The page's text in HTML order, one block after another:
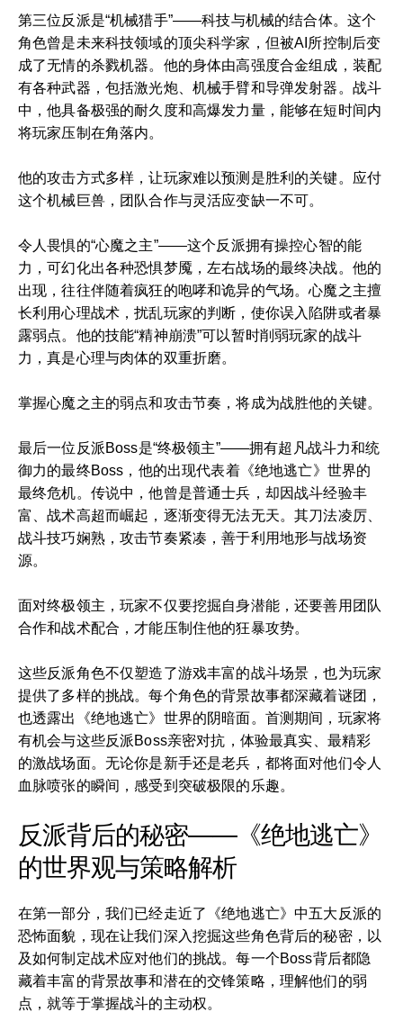
第三位反派是“机械猎手”——科技与机械的结合体。这个
角色曾是未来科技领域的顶尖科学家，但被AI所控制后变
成了无情的杀戮机器。他的身体由高强度合金组成，装配
有各种武器，包括激光炮、机械手臂和导弹发射器。战斗
中，他具备极强的耐久度和高爆发力量，能够在短时间内
将玩家压制在角落内。
他的攻击方式多样，让玩家难以预测是胜利的关键。应付
这个机械巨兽，团队合作与灵活应变缺一不可。
令人畏惧的“心魔之主”——这个反派拥有操控心智的能
力，可幻化出各种恐惧梦魇，左右战场的最终决战。他的
出现，往往伴随着疯狂的咆哮和诡异的气场。心魔之主擅
长利用心理战术，扰乱玩家的判断，使你误入陷阱或者暴
露弱点。他的技能“精神崩溃”可以暂时削弱玩家的战斗
力，真是心理与肉体的双重折磨。
掌握心魔之主的弱点和攻击节奏，将成为战胜他的关键。
最后一位反派Boss是“终极领主”——拥有超凡战斗力和统
御力的最终Boss，他的出现代表着《绝地逃亡》世界的
最终危机。传说中，他曾是普通士兵，却因战斗经验丰
富、战术高超而崛起，逐渐变得无法无天。其刀法凌厉、
战斗技巧娴熟，攻击节奏紧凑，善于利用地形与战场资
源。
面对终极领主，玩家不仅要挖掘自身潜能，还要善用团队
合作和战术配合，才能压制住他的狂暴攻势。
这些反派角色不仅塑造了游戏丰富的战斗场景，也为玩家
提供了多样的挑战。每个角色的背景故事都深藏着谜团，
也透露出《绝地逃亡》世界的阴暗面。首测期间，玩家将
有机会与这些反派Boss亲密对抗，体验最真实、最精彩
的激战场面。无论你是新手还是老兵，都将面对他们令人
血脉喷张的瞬间，感受到突破极限的乐趣。
反派背后的秘密——《绝地逃亡》
的世界观与策略解析
在第一部分，我们已经走近了《绝地逃亡》中五大反派的
恐怖面貌，现在让我们深入挖掘这些角色背后的秘密，以
及如何制定战术应对他们的挑战。每一个Boss背后都隐
藏着丰富的背景故事和潜在的交锋策略，理解他们的弱
点，就等于掌握战斗的主动权。